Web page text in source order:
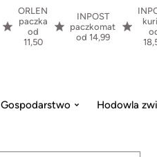
ORLEN
paczka
od
11,50
INPOST
paczkomat
od 14,99
Gospodarstwo Hodowla